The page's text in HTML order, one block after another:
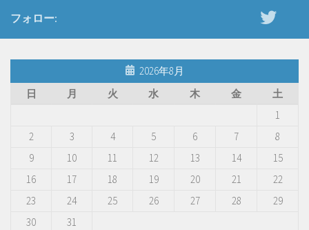
フォロー:
2026年8月
日
月 火 水 木 金
土
1
2
3 4 5 6 7
8
9
10 11 12 13 14
15
16
17 18 19 20 21
22
23
24 25 26 27 28
29
30
31